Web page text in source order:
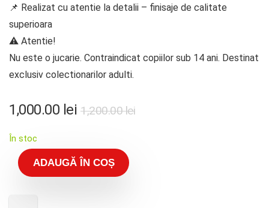
📌 Realizat cu atentie la detalii – finisaje de calitate
superioara
⚠️ Atentie!
Nu este o jucarie. Contraindicat copiilor sub 14 ani. Destinat
exclusiv colectionarilor adulti.
1,200.00leiPrețul
1,000.00 lei
Prețul
În stoc
ADAUGĂ ÎN COȘ